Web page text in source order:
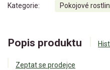
Kategorie: Pokojové
Popis produktu
Zeptat se prodejce